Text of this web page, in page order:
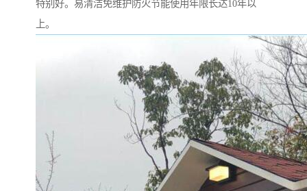
特别好。易清洁免维护防火节能使用年限长达10年以
上。